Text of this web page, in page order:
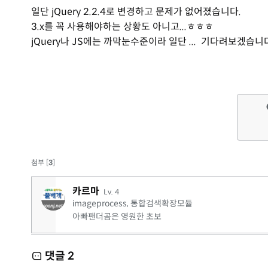
일단 jQuery 2.2.4로 변경하고 문제가 없어졌습니다.
3.x를 꼭 사용해야하는 상황도 아니고...ㅎㅎㅎ
jQuery나 JS에는 까막눈수준이라 일단 ... 기다려보겠습니
첨부 [3]
카르마 Lv. 4
imageprocess, 통합검색확장모듈
아빠팬더곰은 영원한 초보
댓글 2